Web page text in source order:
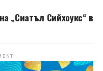
„Сиатъл Сийхоукс“ в